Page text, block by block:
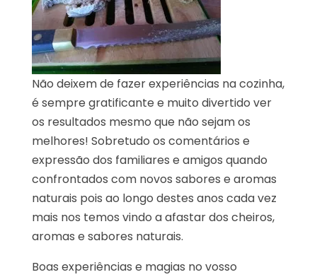
Não deixem de fazer experiências na cozinha,
é sempre gratificante e muito divertido ver
os resultados mesmo que não sejam os
melhores! Sobretudo os comentários e
expressão dos familiares e amigos quando
confrontados com novos sabores e aromas
naturais pois ao longo destes anos cada vez
mais nos temos vindo a afastar dos cheiros,
aromas e sabores naturais.
Boas experiências e magias no vosso